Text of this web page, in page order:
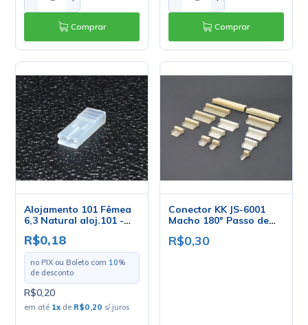
Comprar Comprar
Alojamento 101 Fêmea
6,3 Natural aloj.101 -
Penzel
R$0,18
no PIX ou Boleto com 10%
de desconto
R$0,20
em até 1x de R$0,20 s/ juros
Conector KK JS-6001
Macho 180º Passo de
Penzel
R$0,30